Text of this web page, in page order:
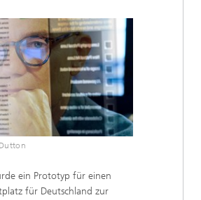
ein Prototyp für einen
für Deutschland zur